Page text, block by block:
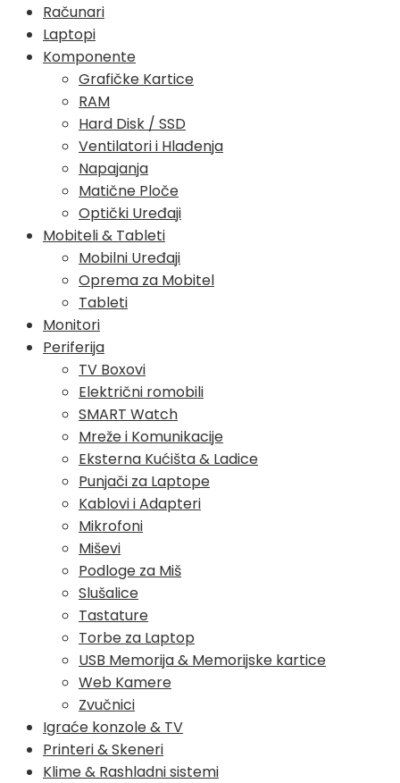
Računari
Laptopi
Komponente
Grafičke Kartice
RAM
Hard Disk / SSD
Ventilatori i Hlađenja
Napajanja
Matične Ploče
Optički Uređaji
Mobiteli & Tableti
Mobilni Uređaji
Oprema za Mobitel
Tableti
Monitori
Periferija
TV Boxovi
Električni romobili
SMART Watch
Mreže i Komunikacije
Eksterna Kućišta & Ladice
Punjači za Laptope
Kablovi i Adapteri
Mikrofoni
Miševi
Podloge za Miš
Slušalice
Tastature
Torbe za Laptop
USB Memorija & Memorijske kartice
Web Kamere
Zvučnici
Igraće konzole & TV
Printeri & Skeneri
Klime & Rashladni sistemi